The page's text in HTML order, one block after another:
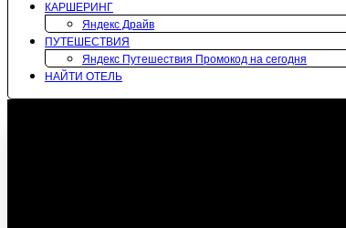
КАРШЕРИНГ
Яндекс Драйв
ПУТЕШЕСТВИЯ
Яндекс Путешествия Промокод на сегодня
НАЙТИ ОТЕЛЬ